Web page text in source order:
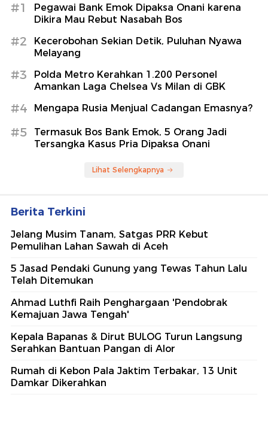
#1
Pegawai Bank Emok Dipaksa Onani karena
Dikira Mau Rebut Nasabah Bos
#2
Kecerobohan Sekian Detik, Puluhan Nyawa
Melayang
#3
Polda Metro Kerahkan 1.200 Personel
Amankan Laga Chelsea Vs Milan di GBK
#4 Mengapa Rusia Menjual Cadangan Emasnya?
#5
Termasuk Bos Bank Emok, 5 Orang Jadi
Tersangka Kasus Pria Dipaksa Onani
Lihat Selengkapnya
Berita Terkini
Jelang Musim Tanam, Satgas PRR Kebut
Pemulihan Lahan Sawah di Aceh
5 Jasad Pendaki Gunung yang Tewas Tahun Lalu
Telah Ditemukan
Ahmad Luthfi Raih Penghargaan 'Pendobrak
Kemajuan Jawa Tengah'
Kepala Bapanas & Dirut BULOG Turun Langsung
Serahkan Bantuan Pangan di Alor
Rumah di Kebon Pala Jaktim Terbakar, 13 Unit
Damkar Dikerahkan